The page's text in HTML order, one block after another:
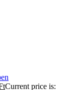
Current price is: